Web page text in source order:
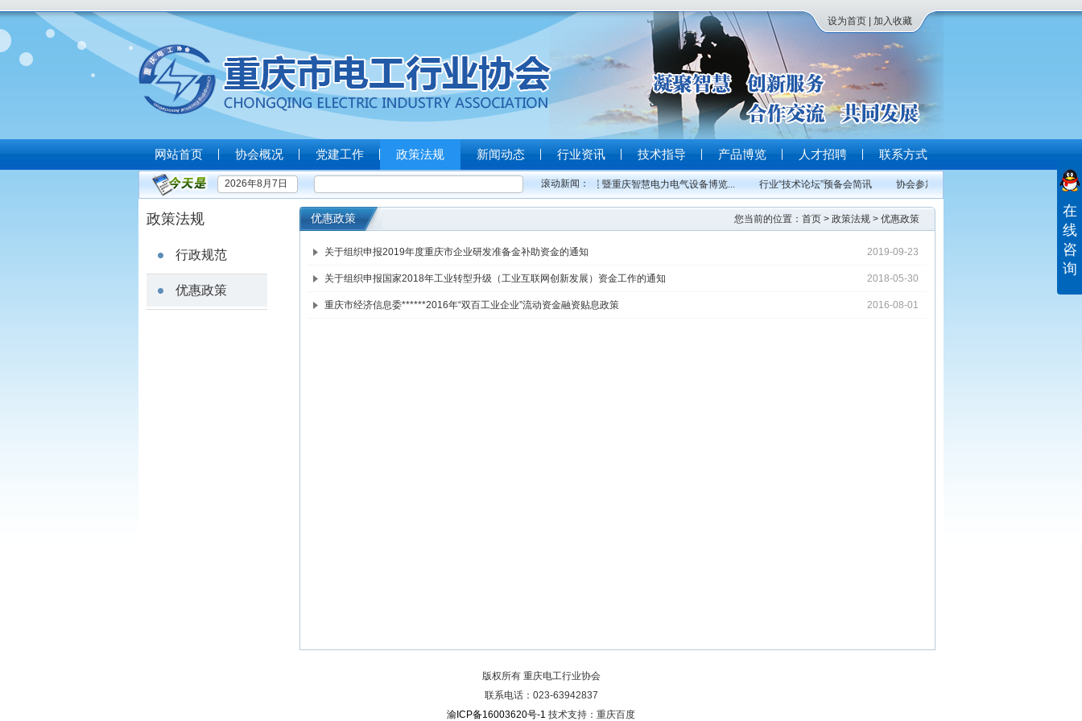
设为首页| 加入收藏
网站首页 协会概况 党建工作 政策法规 新闻动态 行业资讯 技术指导 产品博览 人才招聘 联系方式
2026年8月7日 滚动新闻：
2023重庆消防安全与应急装备展 暨重庆智慧电力电气设备博览... 行业“技术论坛”预备会简讯 协会参加重庆市工程师协会换届大会
政策法规
行政规范
优惠政策
您当前的位置： 首页 > 政策法规 > 优惠政策
优惠政策
2019-09-23
关于组织申报2019年度重庆市企业研发准备金补助资金的通知
2018-05-30
关于组织申报国家2018年工业转型升级（工业互联网创新发展）资金工作的通知
2016-08-01
重庆市经济信息委******2016年“双百工业企业”流动资金融资贴息政策
版权所有 重庆电工行业协会
联系电话：023-63942837
渝ICP备16003620号-1 技术支持：重庆百度
在
线
咨
询